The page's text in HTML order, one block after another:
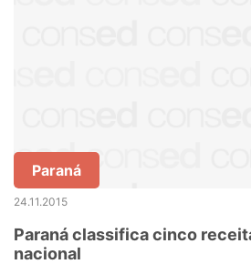
Paraná
24.11.2015
Paraná classifica cinco
nacional